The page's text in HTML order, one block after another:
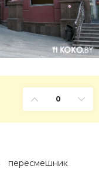
0
пересмешник